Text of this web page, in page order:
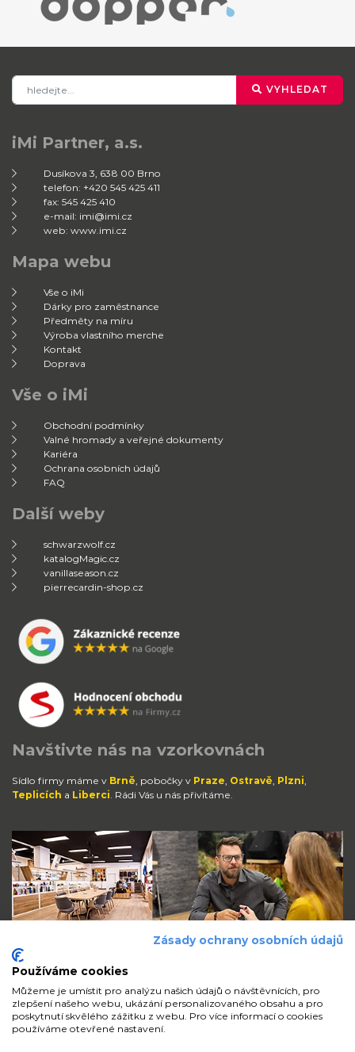
VYHLEDAT
iMi Partner, a.s.
Dusíkova 3, 638 00 Brno
telefon: +420 545 425 411
fax: 545 425 410
e-mail: imi@imi.cz
web: www.imi.cz
Mapa webu
Vše o iMi
Dárky pro zaměstnance
Předměty na míru
Výroba vlastního merche
Kontakt
Doprava
Vše o iMi
Obchodní podmínky
Valné hromady a veřejné dokumenty
Kariéra
Ochrana osobních údajů
FAQ
Další weby
schwarzwolf.cz
katalogMagic.cz
vanillaseason.cz
pierrecardin-shop.cz
Navštivte nás na vzorkovnách
Sídlo firmy máme v Brně , pobočky v Praze Ostravě Plzni
Teplicích a Liberci . Rádi Vás u nás přivítáme.
Zůstaňte s námi v kontaktu
volejte
Zásady ochrany osobních údajů
Používáme cookies
Můžeme je umístit pro analýzu našich údajů o návštěvnících, pro
zlepšení našeho webu, ukázání personalizovaného obsahu a pro
poskytnutí skvělého zážitku z webu. Pro více informací o cookies
používáme otevřené nastavení.